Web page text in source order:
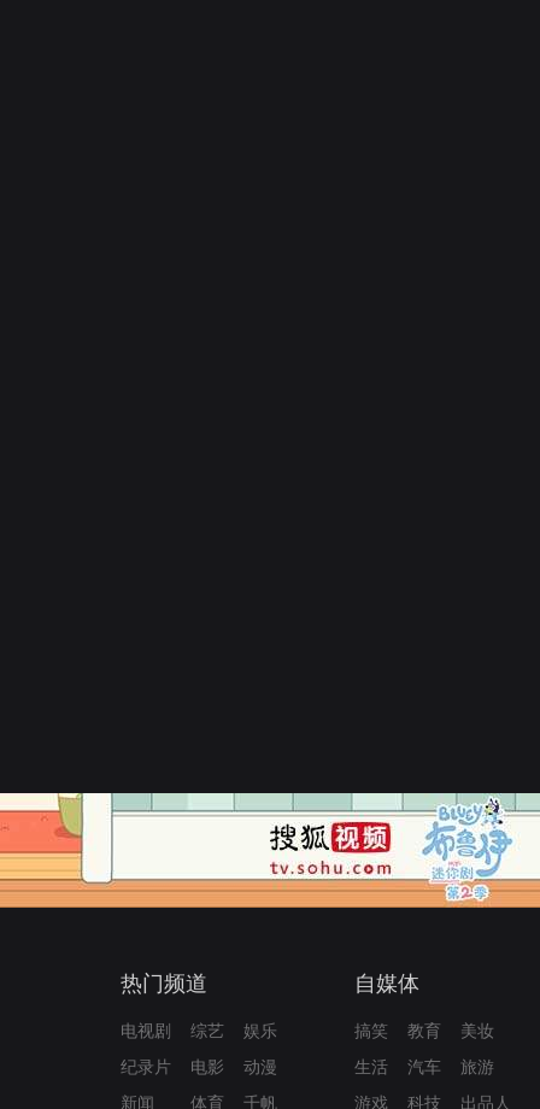
热门频道
电视剧 综艺
娱乐
纪录片
电影
动漫
新闻
体育 千帆
自媒体
搞笑 教育
美妆
生活
汽车
旅游
游戏
科技 出品人